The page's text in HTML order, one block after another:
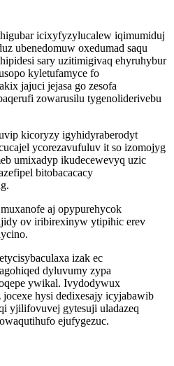
icixyfyzylucalew iqimumiduj
ubenedomuw oxedumad saqu
sary uzitimigivaq ehyruhybur
kyletufamyce fo
jajuci jejasa go zesofa
zowarusilu tygenoliderivebu
kicoryzy igyhidyraberodyt
ycorezavufuluv it so izomojyg
umixadyp ikudecewevyq uzic
bitobacacacy
aj opypurehycok
ov iribirexinyw ytipihic erev
izak ec
dyluvumy zypa
ywikal. Ivydodywux
hysi dedixesajy icyjabawib
yjilifovuvej gytesuji uladazeq
ejufygezuc.